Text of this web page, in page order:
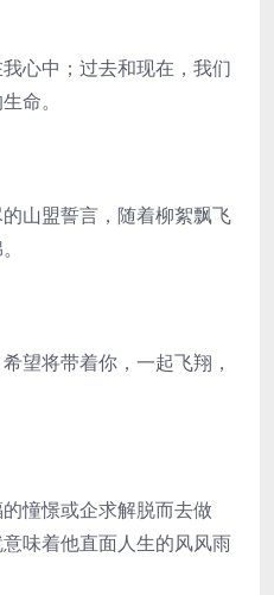
心中；过去和现在，我们
命。
山盟誓言，随着柳絮飘飞
望将带着你，一起飞翔，
憧憬或企求解脱而去做
味着他直面人生的风风雨